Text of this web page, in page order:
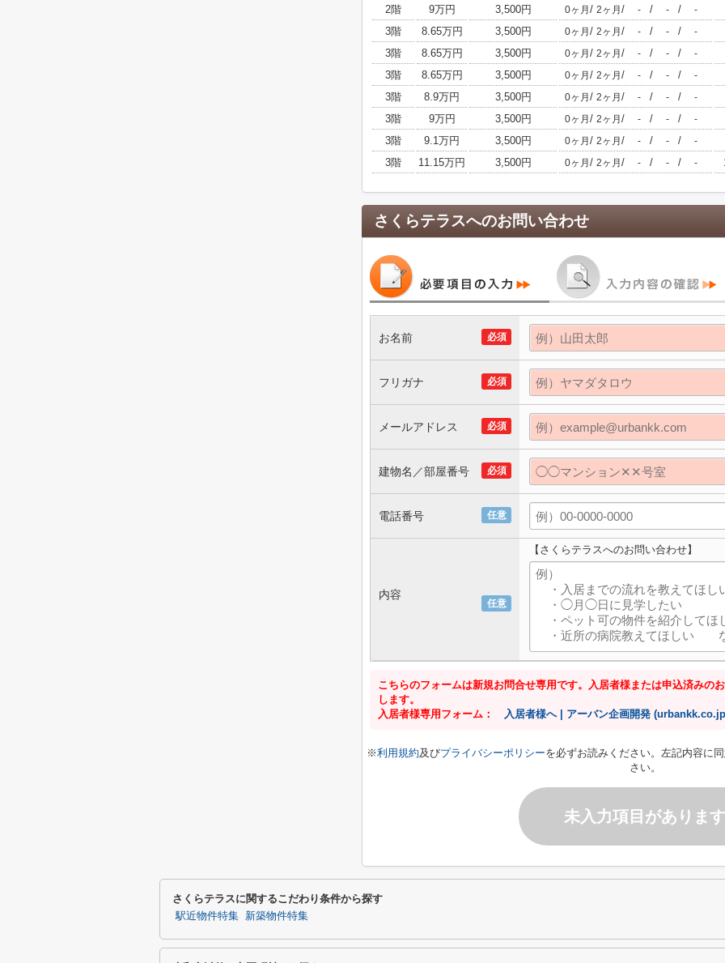
2階 9万円 3,500円 0ヶ月 / 2ヶ月 / - / - / -
3階 8.65万円 3,500円 0ヶ月 / 2ヶ月 / - / - / -
3階 8.65万円 3,500円 0ヶ月 / 2ヶ月 / - / - / -
3階 8.65万円 3,500円 0ヶ月 / 2ヶ月 / - / - / -
3階 8.9万円 3,500円 0ヶ月 / 2ヶ月 / - / - / -
3階 9万円 3,500円 0ヶ月 / 2ヶ月 / - / - / -
3階 9.1万円 3,500円 0ヶ月 / 2ヶ月 / - / - / -
3階 11.15万円 3,500円 0ヶ月 / 2ヶ月 / - / - / -
さくらテラスへのお問い合わせ
必須
お名前
必須
フリガナ
必須
メールアドレス
必須
建物名／部屋番号
任意
電話番号
任意
内容
【さくらテラスへのお問い合わせ】
こちらのフォームは新規お問合せ専用です。入居者様または申込済みの
します。
入居者様専用フォーム： 入居者様へ | アーバン企画開発
※利用規約及びプライバシーポリシーを必ずお読みください。左記内容に
さい。
未入力項目があります
さくらテラスに関するこだわり条件から探す
駅近物件特集 新築物件特集